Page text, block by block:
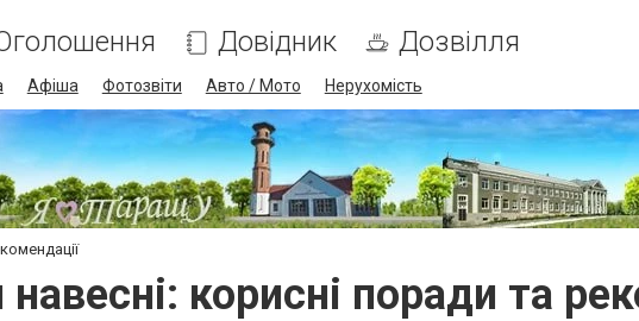
Довідник Дозвілля
Афіша Фотозвіти Авто / Мото Нерухомість
корисні поради та